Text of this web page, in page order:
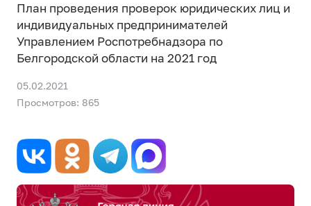
План проведения проверок юридических лиц и
индивидуальных предпринимателей
Управлением Роспотребнадзора по
Белгородской области на 2021 год
05.02.2021
Просмотров: 865